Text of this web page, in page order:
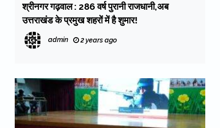
श्रीनगर गढ़वाल : 286 वर्ष पुरानी राजधानी,अब
उत्तराखंड के प्रमुख शहरों में है शुमार!
admin 2 years ago